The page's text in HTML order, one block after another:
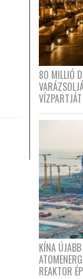
80 MILLIÓ
VÍZPARTJÁT
KÍNA
REAKTOR